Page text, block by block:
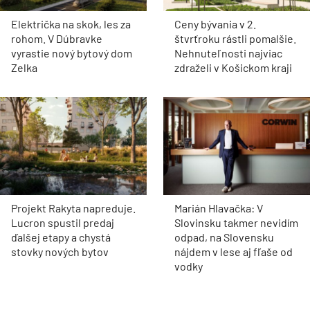
Električka na skok, les za
rohom. V Dúbravke
vyrastie nový bytový dom
Zelka
Ceny bývania v 2.
štvrťroku rástli pomalšie.
Nehnuteľnosti najviac
zdraželi v Košickom kraji
Projekt Rakyta napreduje.
Lucron spustil predaj
ďalšej etapy a chystá
stovky nových bytov
Marián Hlavačka: V
Slovinsku takmer nevidím
odpad, na Slovensku
nájdem v lese aj fľaše od
vodky